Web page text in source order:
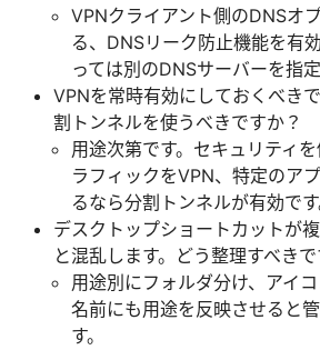
VPNクライアント側のDNSオ
る、DNSリーク防止機能を有
っては別のDNSサーバーを指定
VPNを常時有効にしておくべき
割トンネルを使うべきですか？
用途次第です。セキュリティ
ラフィックをVPN、特定のア
るなら分割トンネルが有効です
デスクトップショートカットが
と混乱します。どう整理すべきで
用途別にフォルダ分け、アイコ
名前にも用途を反映させると
す。